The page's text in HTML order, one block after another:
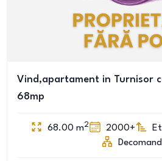
Vind,apartament in Turnisor
68mp
68.00 m2 2000+